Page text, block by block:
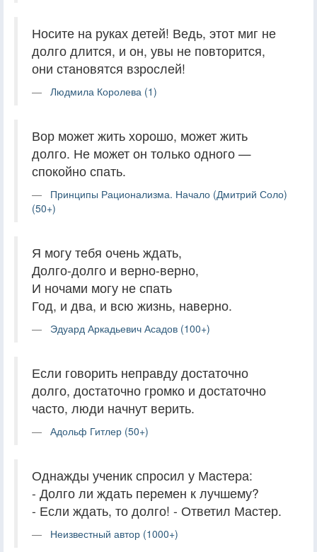
Носите на руках детей! Ведь, этот миг не
долго длится, и он, увы не повторится,
они становятся взрослей!
Людмила Королева (1)
Вор может жить хорошо, может жить
долго. Не может он только одного —
спокойно спать.
Принципы Рационализма. Начало (Дмитрий Соло)
(50+)
Я могу тебя очень ждать,
Долго-долго и верно-верно,
И ночами могу не спать
Год, и два, и всю жизнь, наверно.
Эдуард Аркадьевич Асадов (100+)
Если говорить неправду достаточно
долго, достаточно громко и достаточно
часто, люди начнут верить.
Адольф Гитлер (50+)
Однажды ученик спросил у Мастера:
- Долго ли ждать перемен к лучшему?
- Если ждать, то долго! - Ответил Мастер.
Неизвестный автор (1000+)